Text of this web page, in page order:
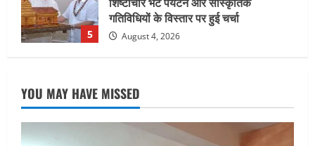
1
निरीक्षण कर एसआईआर आपत्ति निस्तारण
शिविर की व्यवस्थाओं का लिया जायजा
2
तीलू रौतेली पुरस्कार के लिए 13 वीरांगनाओं का
चयन : रेखा आर्या
YOU MAY HAVE MISSED